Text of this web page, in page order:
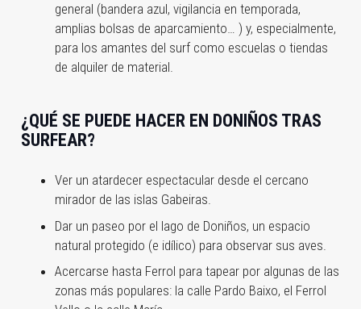
general (bandera azul, vigilancia en temporada,
amplias bolsas de aparcamiento… ) y, especialmente,
para los amantes del surf como escuelas o tiendas
de alquiler de material.
¿QUÉ SE PUEDE HACER EN DONIÑOS TRAS
SURFEAR?
Ver un atardecer espectacular desde el cercano
mirador de las islas Gabeiras.
Dar un paseo por el lago de Doniños, un espacio
natural protegido (e idílico) para observar sus aves.
Acercarse hasta Ferrol para tapear por algunas de las
zonas más populares: la calle Pardo Baixo, el Ferrol